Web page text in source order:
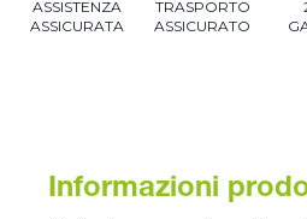
ASSISTENZA
ASSICURATA
TRASPORTO
ASSICURATO
Informazioni